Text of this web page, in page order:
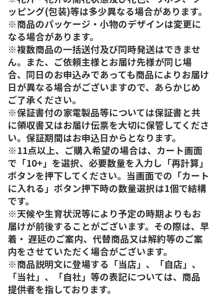
ッピング(包装)等は多少異なる場合があります。
※商品のパッケージ・小物のデザインは変更に
なる場合があります。
※複数商品の一括送付及び同時発送はできませ
ん。また、ご依頼主様とお届け先様が同じ場
合、同日のお申込みであっても商品によりお届け
日が異なる場合がございますので、あらかじめ
ご了承ください。
※保証書付の家電製品等については保証書と共
に領収書又はお届け伝票を大切に保管してくださ
い。保証期間はお申込日からとなります。
※11点以上、ご購入希望の場合は、カート画面
で「10+」を選択、必要数量を入力し「再計算」
ボタンを押下してください。当画面での「カート
に入れる」ボタン押下時の数量選択は1個で結構
です。
※天候や生育状況等により予定の時期よりもお
届けが前後することがございます。その際は、早
着・ 遅延のご案内、代替商品又は解約等のご案
内をさせていただく場合がございます。
※商品説明文に登場する「当店」、「自店」、
「当社」、「自社」等の表記については、商品
提供者を指しております。